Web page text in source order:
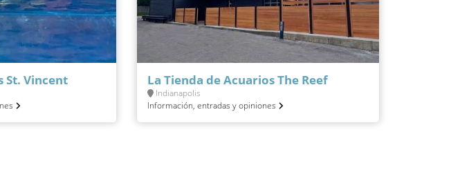
St. Vincent La Tienda de Acuarios The Reef
Indianapolis
Información, entradas y opiniones